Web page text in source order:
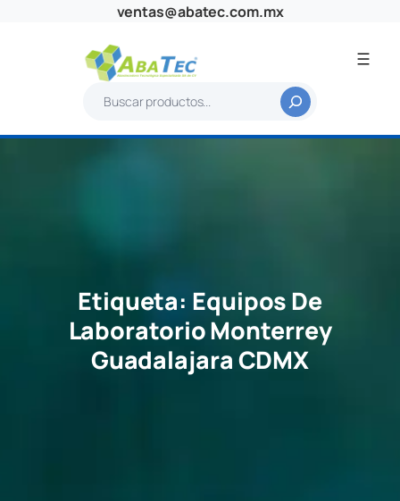
ventas@abatec.com.mx
s
Etiqueta: Equipos De
Laboratorio Monterrey
Guadalajara CDMX